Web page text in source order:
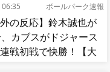
ボールパーク速報
外の反応】鈴木誠也が
カブスがドジャース
戦初戦で快勝！【大